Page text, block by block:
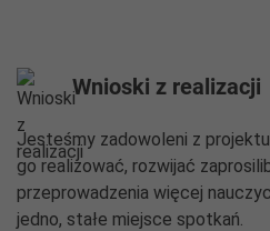
Wnioski z realizacji
Jesteśmy zadowoleni z
go realizować, rozwijać
przeprowadzenia więcej
jedno, stałe miejsce spotkań.